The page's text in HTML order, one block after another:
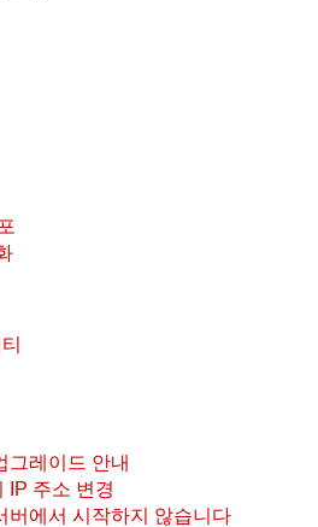
그레이드 안내
IP 주소 변경
버에서 시작하지 않습니다